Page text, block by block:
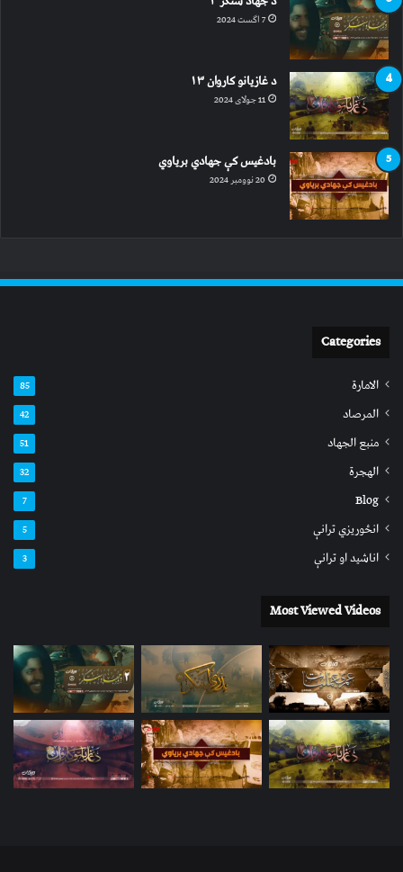
7 اگست 2024
د غازیانو کاروان ۱۳
11 جولای 2024
بادغیس کې جهادي بریاوي
20 نوومبر 2024
Categories
الامارة 85
المرصاد 42
منبع الجهاد 51
الهجرة 32
Blog
7
انځوریزي ترانې 5
اناشید او ترانې 3
Most Viewed Videos